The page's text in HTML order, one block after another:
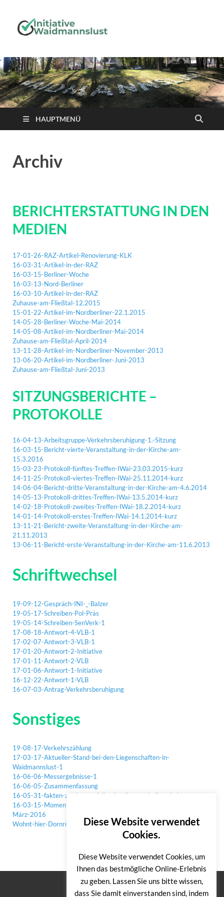
HAUPTMENÜ
Archiv
BERICHTERSTATTUNG IN DEN
MEDIEN
17-01-26-RAZ-Artikel-Renovierung-KLK
16-03-31-Artikel-in-der-RAZ
16-03-15-Berliner-Woche
16-03-13-Nord-Berliner
16-03-10-Artikel-in-der-RAZ
Zuhause-am-Fließtal-12.2015
15-01-22-Artikel-im-Nordberliner-22.1.2015
14-05-28-Berliner-Woche-Mai-2014
14-05-08-Artikel-im-Nordberliner-Mai-2014
Zuhause-am-Fließtal-April-2014
13-11-28-Artikel-im-Nordberliner-November-2013
13-06-20-Artikel-im-Nordberliner-Juni-2013
Zuhause-am-Fließtal-Juni-2013
SITZUNGSBERICHTE –
PROTOKOLLE
16-04-13-Arbeitsgruppe-Verkehrsberuhigung-1.-Sitzung
16-03-15-Bericht-vierte-Veranstaltung-in-der-Kirche-am-
15.3.2016
15-03-23-Protokoll-fünftes-Treffen-IWai-23.03.2015-kurz
14-11-25-Protokoll-viertes-Treffen-IWai-25.11.2014-kurz
14-06-04-Bericht-dritte-Veranstaltung-in-der-Kirche-am-4.6.2014
14-05-13-Protokoll-drittes-Treffen-IWai-13.5.2014-kurz
14-02-18-Protokoll-zweites-Treffen-IWai-18.2.2014-kurz
14-01-14-Protokoll-erstes-Treffen-IWai-14.1.2014-kurz
13-11-21-Bericht-zweite-Veranstaltung-in-der-Kirche-am-
21.11.2013
13-06-11-Bericht-erste-Veranstaltung-in-der-Kirche-am-11.6.2013
Schriftwechsel
19-09-12-Gespräch-INI-_-Balzer
19-05-17-Schreiben-Pol-Präs
19-05-14-Schreiben-SenVerk-1
17-08-18-Antwort-4-VLB-1
17-02-07-Antwort-3-VLB-1
17-01-20-Antwort-2-Initiative
17-01-11-Antwort-2-VLB
17-01-06-Antwort-1-Initiative
16-12-22-Antwort-1-VLB
16-07-03-Antrag-Verkehrsberuhigung
Sonstiges
19-08-17-Verkehrszählung
17-03-17-Aktueller-Stand-bei-den-Liegenschaften-in-
Waidmannslust-1
16-06-06-Messergebnisse-1
16-06-05-Zusammenfassung
16-05-31-fakten-zu-den-verfallenden-liegenschaften-1-1
16-03-15-Momentaufnahmen-zur-Verkehrssituation-W-Damm-
März-2016
Wohnt-hier-DornröschenDiese Website verwendet
Cookies.
Diese Website verwendet Cookies, um
Ihnen das bestmögliche Online-Erlebnis
zu geben. Lassen Sie uns bitte wissen,
dass Sie damit einverstanden sind, indem